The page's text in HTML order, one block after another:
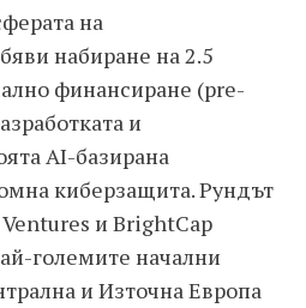
на
набиране на 2.5
финансиране (pre-
и
AI-базирана
киберзащита. Рундът
и BrightCap
големите начални
и Източна Европа